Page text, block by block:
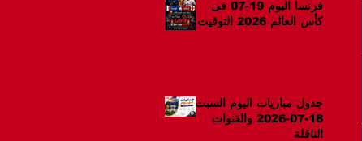
فرنسا اليوم 19-07 فى
كأس العالم 2026 التوقيت
جدول مباريات اليوم السبت
18-07-2026 والقنوات
الناقلة